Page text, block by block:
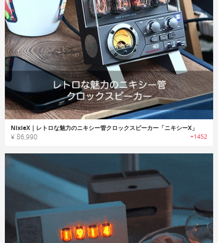
NixieX｜レトロな魅力のニキシー管クロックスピーカー「ニキシーX」
¥ 86,990 +1452